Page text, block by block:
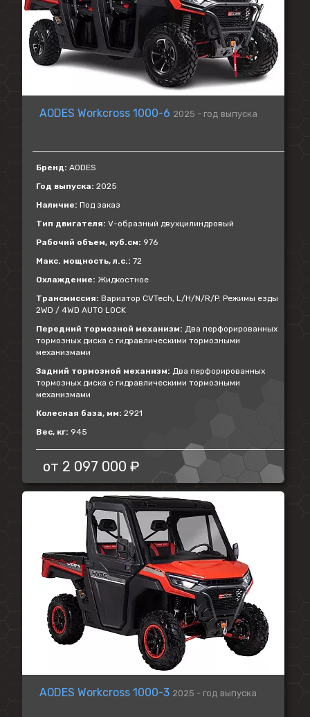
AODES Workcross 1000-6 2025 - год выпуска
Бренд: AODES
Год выпуска: 2025
Наличие: Под заказ
Тип двигателя: V-образный двухцилиндровый
Рабочий объем, куб.см: 976
Макс. мощность, л.с.: 72
Охлаждение: Жидкостное
Трансмиссия: Вариатор CVTech, L/H/N/R/P. Режимы езды
2WD / 4WD AUTO LOCK
Передний тормозной механизм: Два перфорированных
тормозных диска с гидравлическими тормозными
механизмами
Задний тормозной механизм: Два перфорированных
тормозных диска с гидравлическими тормозными
механизмами
Колесная база, мм: 2921
Вес, кг: 945
от 2 097 000 ₽
AODES Workcross 1000-3 2025 - год выпуска